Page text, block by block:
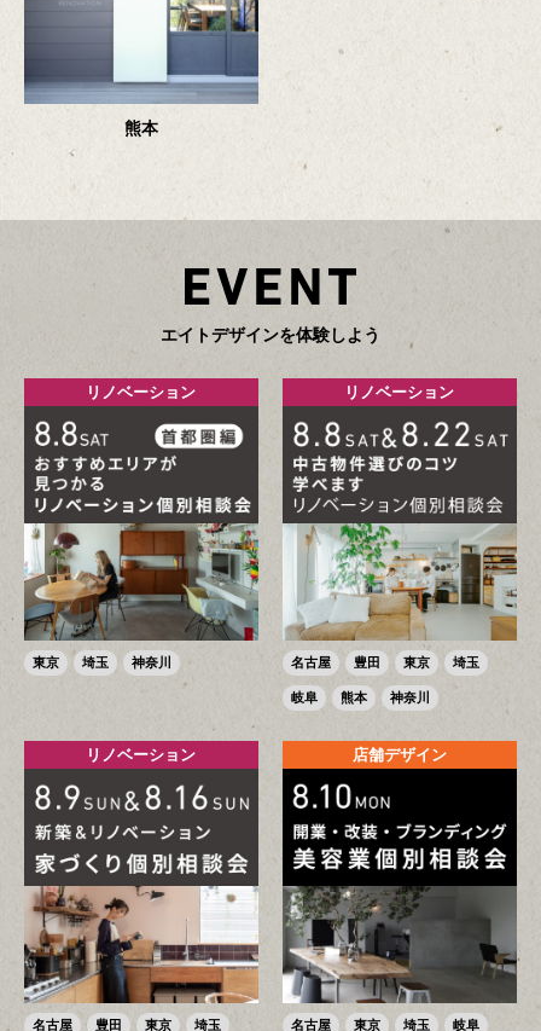
熊本
エイ トデザインを体験しよ う
リノベーション
東京 埼玉 神奈川
リノベーション
名古屋 豊田 東京 埼玉
岐阜 熊本 神奈川
リノベーション
名古屋 豊田 東京 埼玉
店舗デザイン
名古屋 東京 埼玉 岐阜